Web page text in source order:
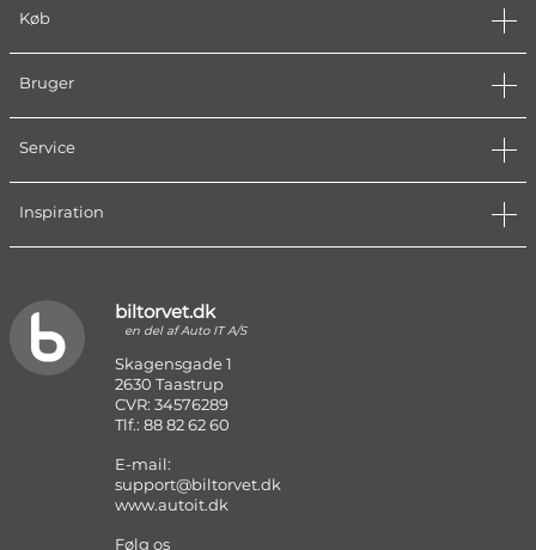
Køb
Bruger
Service
Inspiration
biltorvet.dk
en del af Auto IT A/S
Skagensgade 1
2630 Taastrup
CVR: 34576289
Tlf.: 88 82 62 60
E-mail:
support@biltorvet.dk
www.autoit.dk
Følg os